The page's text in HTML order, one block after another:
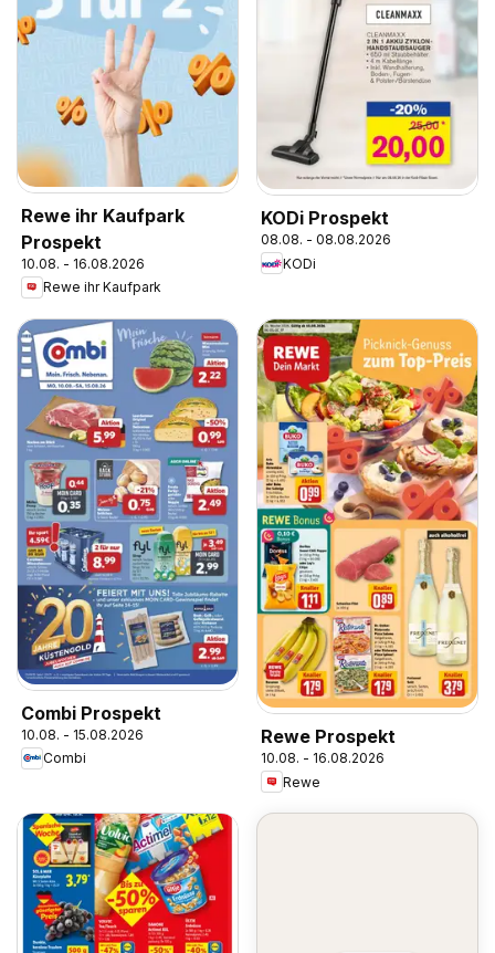
Rewe ihr Kaufpark
Prospekt
10.08. - 16.08.2026
Rewe ihr Kaufpark
KODi Prospekt
08.08. - 08.08.2026
KODi
Combi Prospekt
10.08. - 15.08.2026
Combi
Rewe Prospekt
10.08. - 16.08.2026
Rewe